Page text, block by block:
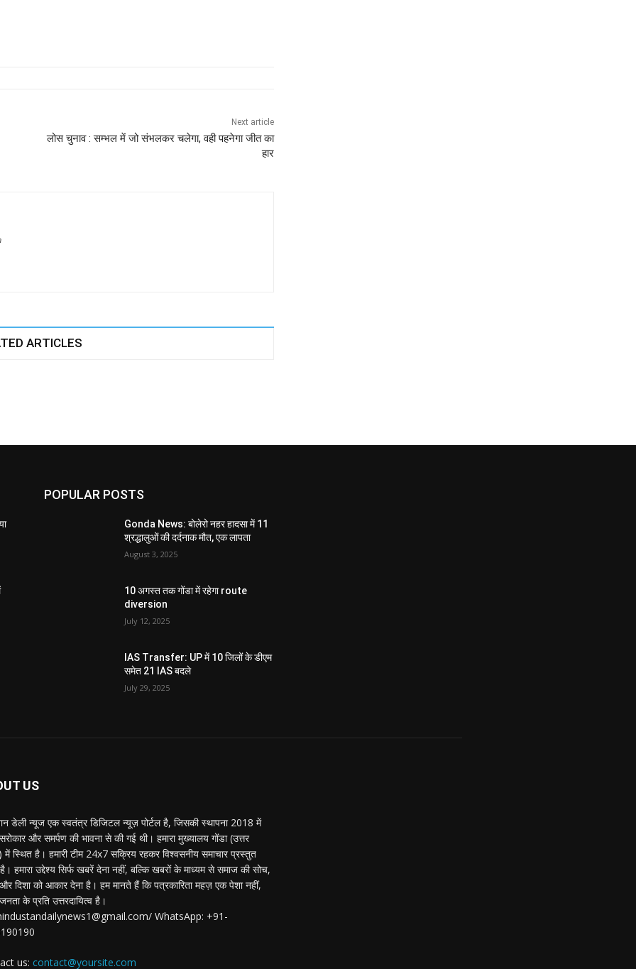
Next article
लोस चुनाव : सम्भल में जो संभलकर चलेगा, वही पहनेगा जीत का
हार
ARTICLES
POPULAR POSTS
Gonda News: बोलेरो नहर हादसा में 11
श्रद्धालुओं की दर्दनाक मौत, एक लापता
August 3, 2025
10 अगस्त तक गोंडा में रहेगा route
diversion
July 12, 2025
IAS Transfer: UP में 10 जिलों के डीएम
समेत 21 IAS बदले
July 29, 2025
US
डेली न्यूज एक स्वतंत्र डिजिटल न्यूज़ पोर्टल है, जिसकी स्थापना 2018 में
और समर्पण की भावना से की गई थी। हमारा मुख्यालय गोंडा (उत्तर
में स्थित है। हमारी टीम 24x7 सक्रिय रहकर विश्वसनीय समाचार प्रस्तुत
हमारा उद्देश्य सिर्फ खबरें देना नहीं, बल्कि खबरों के माध्यम से समाज की सोच,
दिशा को आकार देना है। हम मानते हैं कि पत्रकारिता महज़ एक पेशा नहीं,
के प्रति उत्तरदायित्व है।
WhatsApp: +91-
us: contact@yoursite.com